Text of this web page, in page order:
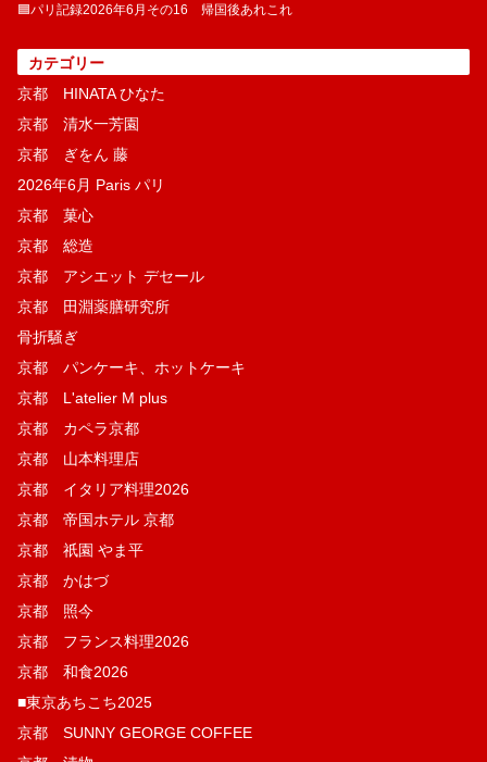
🟦パリ記録2026年6月その16 帰国後あれこれ
カテゴリー
京都 HINATA ひなた
京都 清水一芳園
京都 ぎをん 藤
2026年6月 Paris パリ
京都 菓​心
京都 総造
京都 アシエット デセール
京都 田淵薬膳研究所
骨折騒ぎ
京都 パンケーキ、ホットケーキ
京都 L'atelier M plus
京都 カペラ京都
京都 山本料理店
京都 イタリア料理2026
京都 帝国ホテル 京都
京都 祇園 やま平
京都 かはづ
京都 照今
京都 フランス料理2026
京都 和食2026
■東京あちこち2025
京都 SUNNY GEORGE COFFEE